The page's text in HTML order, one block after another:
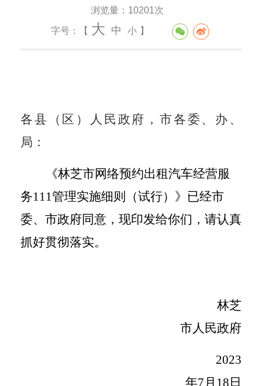
浏览量： 10201次
字号：【 大 中 小 】
各县（区）人民政府，市各委、办、
局：
《林芝市网络预约出租汽车经营服
务111管理实施细则（试行）》已经市
委、市政府同意，现印发给你们，请认真
抓好贯彻落实。
林芝
市人民政府
2023
年7月18日